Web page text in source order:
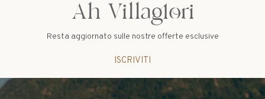
Ah Villaglori
Resta aggiornato sulle nostre offerte esclusive
ISCRIVITI